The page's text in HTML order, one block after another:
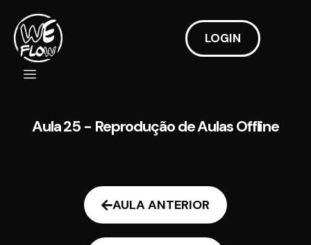
LOGIN
Aula 25 - Reprodução de Aulas Offline
AULA ANTERIOR